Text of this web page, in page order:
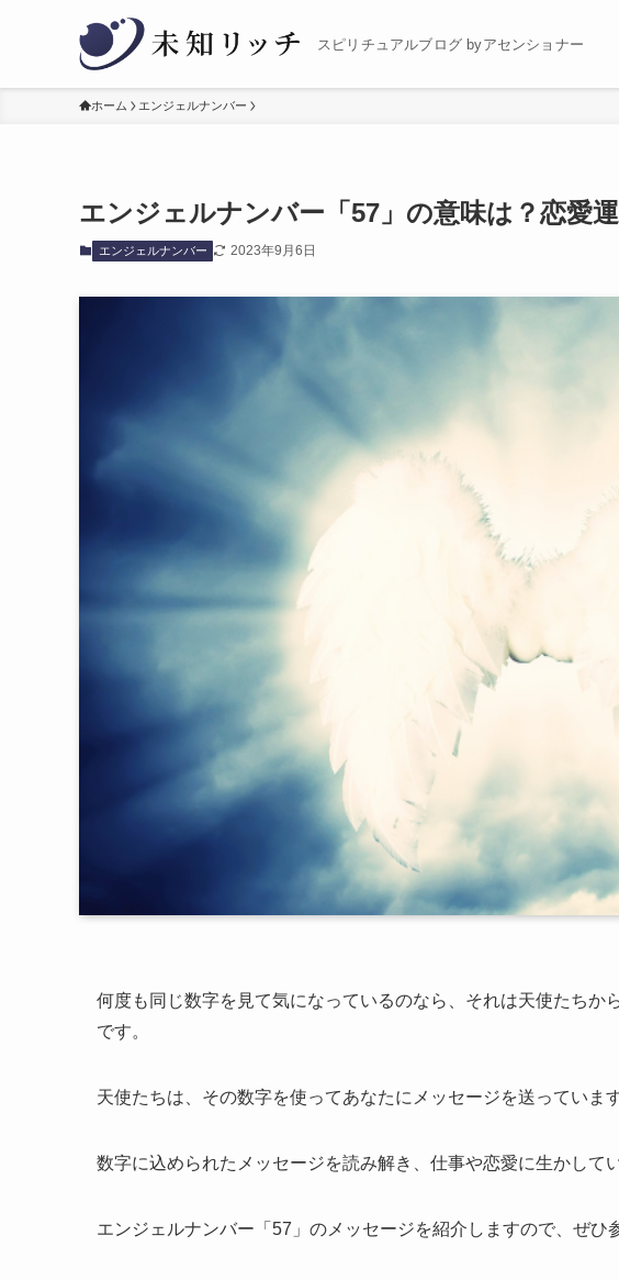
スピリチュアルブログ byアセンショナー
ホーム エンジェルナンバー
エンジェルナンバー「57」の意味は？恋愛
エンジェルナンバー 2023年9月6日
何度も同じ数字を見て気になっているのなら、それは天使たちか
です。
天使たちは、その数字を使ってあなたにメッセージを送っています
数字に込められたメッセージを読み解き、仕事や恋愛に生かして
エンジェルナンバー「57」のメッセージを紹介しますので、ぜひ